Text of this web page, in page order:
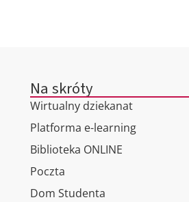
Na skróty
Wirtualny dziekanat
Platforma e-learning
Biblioteka ONLINE
Poczta
Dom Studenta